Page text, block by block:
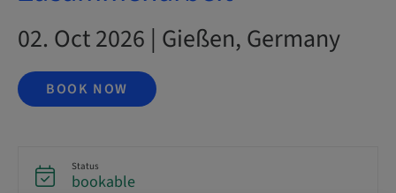
02. Oct 2026 | Gießen, Germany
BOOK NOW
Status
bookable